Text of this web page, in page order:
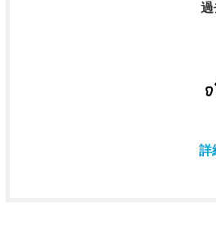
過
詳